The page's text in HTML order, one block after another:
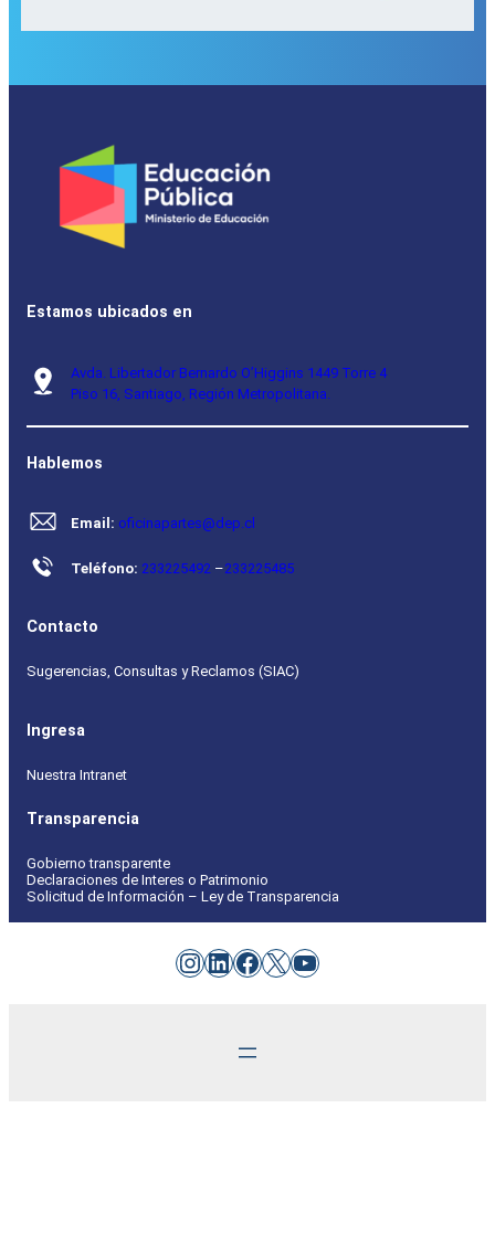
Estamos ubicados en
Avda. Libertador Bernardo O’Higgins 1449 Torre 4
Piso 16, Santiago, Región Metropolitana.
Hablemos
Email: oficinapartes@dep.cl
Teléfono: 233225492 –233225485
Contacto
Sugerencias, Consultas y Reclamos (SIAC)
Ingresa
Nuestra Intranet
Transparencia
Gobierno transparente
Declaraciones de Interes o Patrimonio
Solicitud de Información – Ley de Transparencia
Instagram
LinkedIn
Facebook
X YouTube